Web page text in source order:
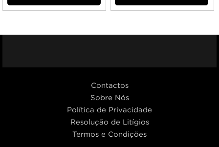
Contactos
Sobre Nós
Política de Privacidade
Resolução de Litígios
Termos e Condições